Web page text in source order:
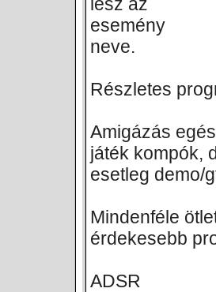
esemény
neve.
Részletes
Amigázás
játék kompók,
esetleg demo/
Mindenféle
érdekesebb
ADSR